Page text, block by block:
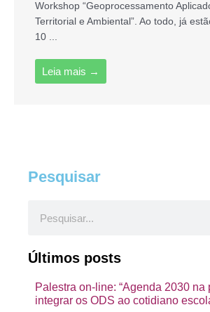
Workshop “Geoprocessamento
Territorial e Ambiental”. Ao todo, já
10 ...
Leia mais →
Pesquisar
Últimos posts
Palestra on-line: “Agenda 2030 na
integrar os ODS ao cotidiano